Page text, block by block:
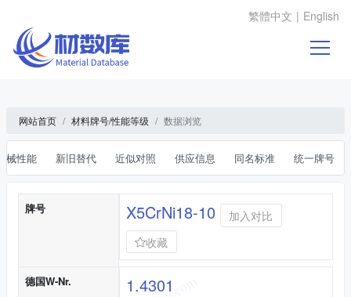
繁體中文 | English
网站首页 材料牌号/性能等级 数据浏览
械性能 新旧替代 近似对照 供应信息 同名标准 统一牌号
基本信息
牌号 X5CrNi18-10
加入对比
收藏
德国W-Nr. 1.4301